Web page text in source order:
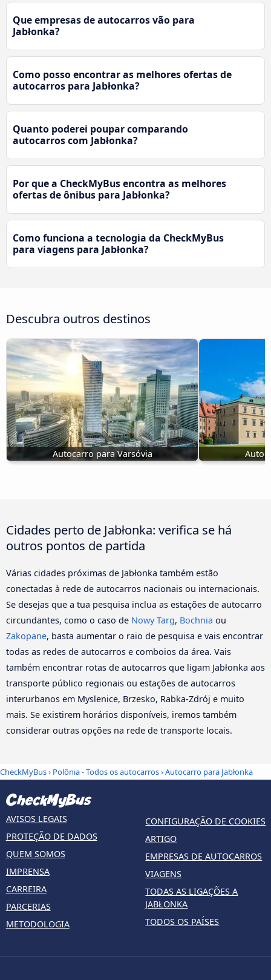
Que empresas de autocarros vão para
Jabłonka?
Como posso encontrar as melhores ofertas de
autocarros para Jabłonka?
Quanto poderei poupar comparando
autocarros com Jabłonka?
Por que a CheckMyBus encontra as melhores
ofertas de ônibus para Jabłonka?
Como funciona a tecnologia da CheckMyBus
para viagens para Jabłonka?
Descubra outros destinos
Autocarro para Varsóvia
Cidades perto de Jabłonka: verifica se há
outros pontos de partida
Várias cidades próximas de Jabłonka também estão
conectadas à rede de autocarros nacionais ou internacionais.
Se desejas que a tua pesquisa inclua as estações de autocarro
circundantes, como o caso de Nowy Targ, Bochnia ou
Zakopane, basta aumentar o raio de pesquisa e vais encontrar
todas as redes de autocarros e comboios da área. Vais
também encontrar rotas de autocarros que ligam Jabłonka aos
transporte público regionais ou estações de autocarros
interurbanos em Myslenice, Brzesko, Rabka-Zdrój e muito
mais. Se existirem horários disponíveis, iremos também
considerar outras opções na rede de transporte locais.
CheckMyBus› Polônia - Todos os autocarros› Autocarro para Jabłonka
AVISOS LEGAIS
PROTEÇÃO DE DADOS
QUEM SOMOS
IMPRENSA
CARREIRA
PARCERIAS
METODOLOGIA
CONFIGURAÇÃO DE COOKIES
ARTIGO
EMPRESAS DE AUTOCARROS
VIAGENS
TODAS AS LIGAÇÕES A
JABŁONKA
TODOS OS PAÍSES